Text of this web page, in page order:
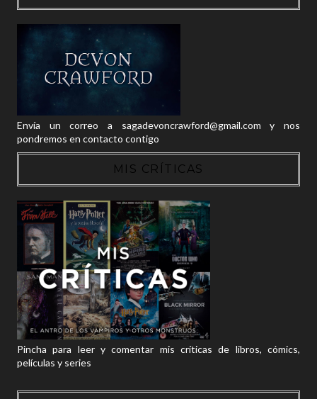
Envía un correo a sagadevoncrawford@gmail.com y nos
pondremos en contacto contigo
MIS CRÍTICAS
Pincha para leer y comentar mis críticas de libros, cómics,
películas y series